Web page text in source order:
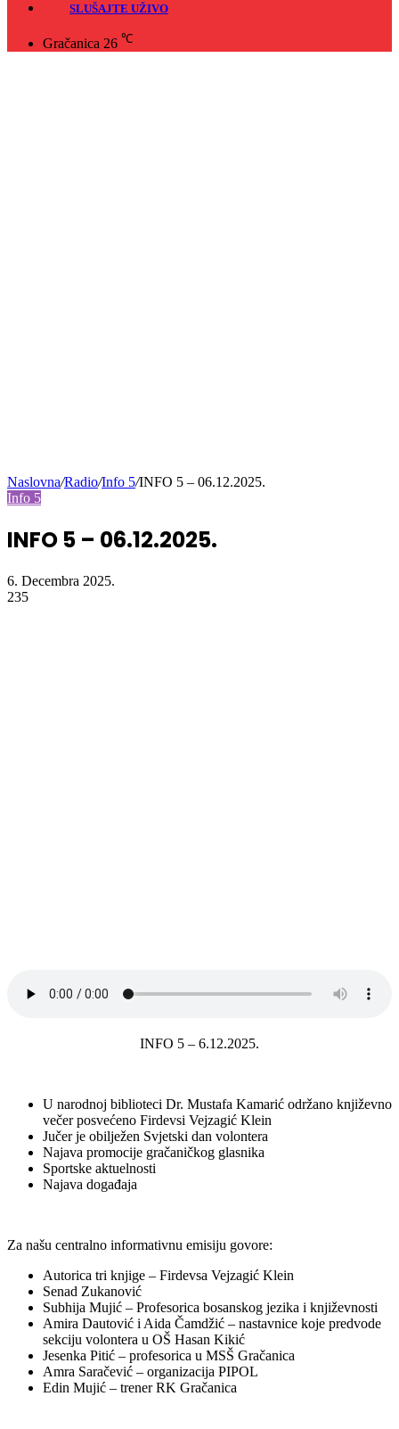
SLUŠAJTE UŽIVO
Gračanica 26 ℃
Naslovna/Radio/Info 5/INFO 5 – 06.12.2025.
Info 5
INFO 5 – 06.12.2025.
6. Decembra 2025.
235
INFO 5 – 6.12.2025.
U narodnoj biblioteci Dr. Mustafa Kamarić održano književno
večer posvećeno Firdevsi Vejzagić Klein
Jučer je obilježen Svjetski dan volontera
Najava promocije gračaničkog glasnika
Sportske aktuelnosti
Najava događaja
Za našu centralno informativnu emisiju govore:
Autorica tri knjige – Firdevsa Vejzagić Klein
Senad Zukanović
Subhija Mujić – Profesorica bosanskog jezika i književnosti
Amira Dautović i Aida Čamdžić – nastavnice koje predvode
sekciju volontera u OŠ Hasan Kikić
Jesenka Pitić – profesorica u MSŠ Gračanica
Amra Saračević – organizacija PIPOL
Edin Mujić – trener RK Gračanica